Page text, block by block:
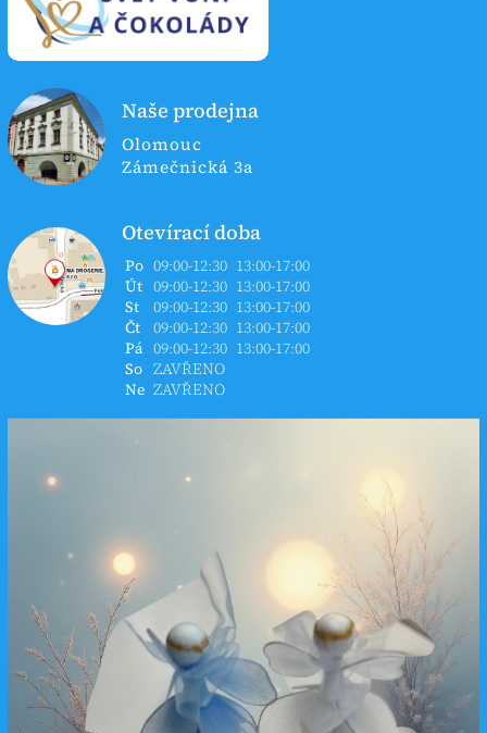
Naše prodejna
Olomouc
Zámečnická 3a
Otevírací doba
Po 09:00-12:30 13:00-17:00
Út 09:00-12:30 13:00-17:00
St
09:00-12:30 13:00-17:00
Čt 09:00-12:30 13:00-17:00
Pá 09:00-12:30 13:00-17:00
So ZAVŘENO
Ne ZAVŘENO